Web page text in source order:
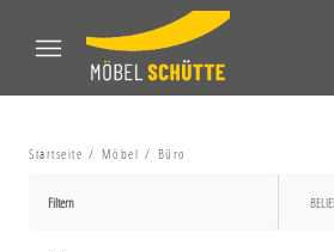
Startseite Möbel Büro
Filtern